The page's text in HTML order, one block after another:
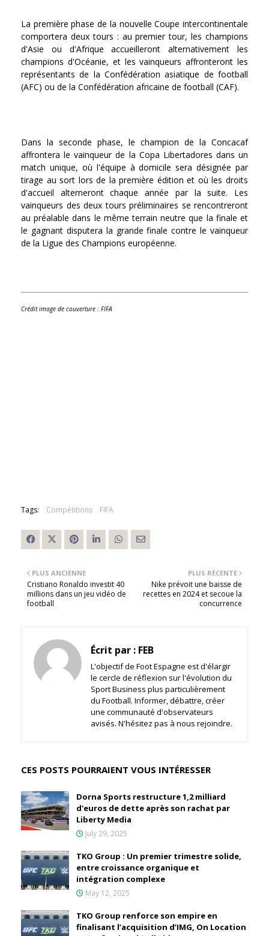
La première phase de la nouvelle Coupe intercontinentale
comportera deux tours : au premier tour, les champions
d'Asie ou d'Afrique accueilleront alternativement les
champions d'Océanie, et les vainqueurs affronteront les
représentants de la Confédération asiatique de football
(AFC) ou de la Confédération africaine de football (CAF).
Dans la seconde phase, le champion de la Concacaf
affrontera le vainqueur de la Copa Libertadores dans un
match unique, où l'équipe à domicile sera désignée par
tirage au sort lors de la première édition et où les droits
d'accueil alterneront chaque année par la suite. Les
vainqueurs des deux tours préliminaires se rencontreront
au préalable dans le même terrain neutre que la finale et
le gagnant disputera la grande finale contre le vainqueur
de la Ligue des Champions européenne.
Crédit image de couverture : FIFA
Tags: Compétitions FIFA
PLUS RÉCENTE
Nike prévoit une baisse de
recettes en 2024 et secoue la
concurrence
PLUS ANCIENNE
Cristiano Ronaldo investit 40
millions dans un jeu vidéo de
football
Écrit par : FEB
L'objectif de Foot Espagne est d'élargir
le cercle de réflexion sur l'évolution du
Sport Business plus particulièrement
du Football. Informer, débattre, créer
une communauté d'observateurs
avisés. N'hésitez pas à nous rejoindre.
CES POSTS POURRAIENT VOUS INTÉRESSER
Dorna Sports restructure 1,2 milliard
d'euros de dette après son rachat par
Liberty Media
July 29, 2025
TKO Group : Un premier trimestre solide,
entre croissance organique et
intégration complexe
May 12, 2025
TKO Group renforce son empire en
finalisant l’acquisition d’IMG, On Location